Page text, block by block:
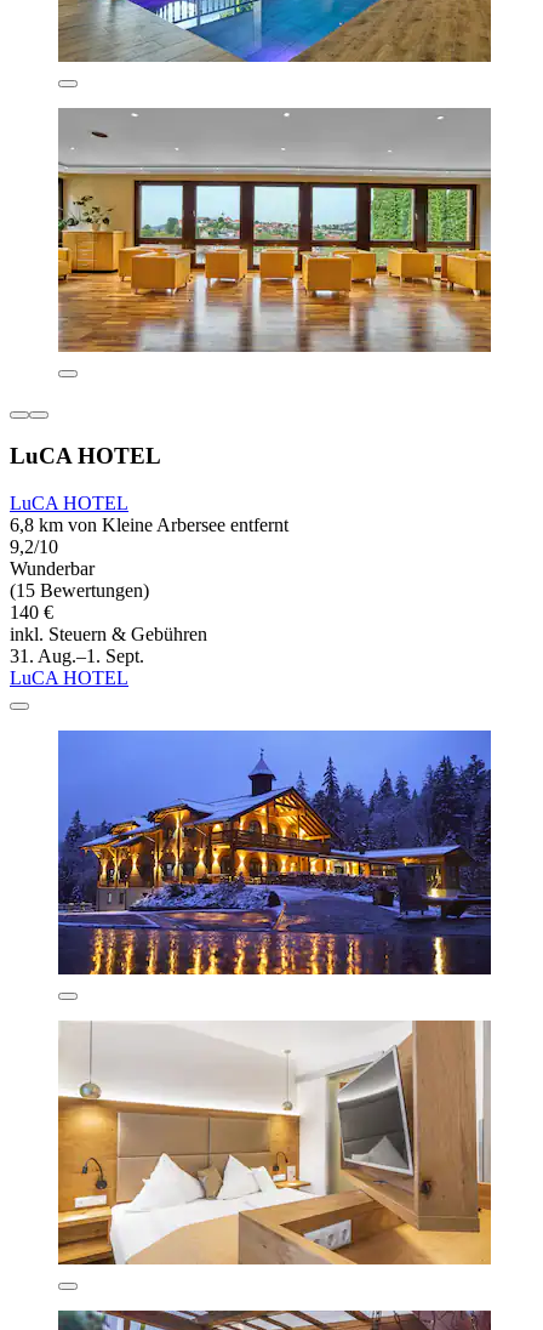
LuCA HOTEL
LuCA HOTEL
6,8 km von Kleine Arbersee entfernt
9,2/10
Wunderbar
(15 Bewertungen)
140 €
inkl. Steuern & Gebühren
31. Aug.–1. Sept.
LuCA HOTEL